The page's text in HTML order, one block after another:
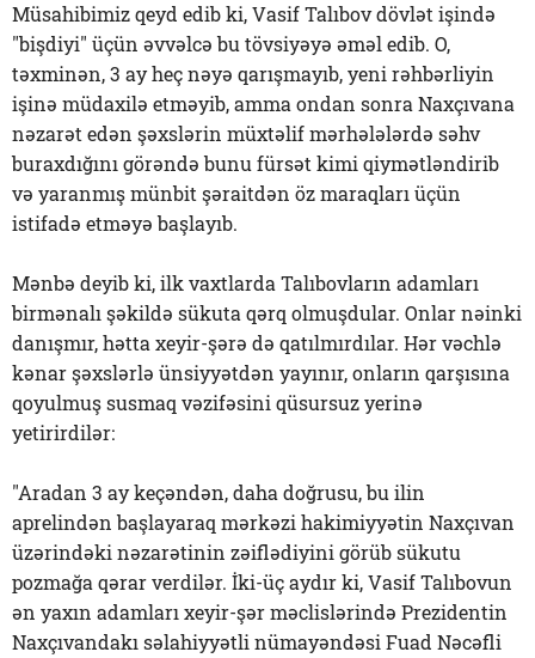
Müsahibimiz qeyd edib ki, Vasif Talıbov dövlət işində
"bişdiyi" üçün əvvəlcə bu tövsiyəyə əməl edib. O,
təxminən, 3 ay heç nəyə qarışmayıb, yeni rəhbərliyin
işinə müdaxilə etməyib, amma ondan sonra Naxçıvana
nəzarət edən şəxslərin müxtəlif mərhələlərdə səhv
buraxdığını görəndə bunu fürsət kimi qiymətləndirib
və yaranmış münbit şəraitdən öz maraqları üçün
istifadə etməyə başlayıb.
Mənbə deyib ki, ilk vaxtlarda Talıbovların adamları
birmənalı şəkildə sükuta qərq olmuşdular. Onlar nəinki
danışmır, hətta xeyir-şərə də qatılmırdılar. Hər vəchlə
kənar şəxslərlə ünsiyyətdən yayınır, onların qarşısına
qoyulmuş susmaq vəzifəsini qüsursuz yerinə
yetirirdilər:
"Aradan 3 ay keçəndən, daha doğrusu, bu ilin
aprelindən başlayaraq mərkəzi hakimiyyətin Naxçıvan
üzərindəki nəzarətinin zəiflədiyini görüb sükutu
pozmağa qərar verdilər. İki-üç aydır ki, Vasif Talıbovun
ən yaxın adamları xeyir-şər məclislərində Prezidentin
Naxçıvandakı səlahiyyətli nümayəndəsi Fuad Nəcəfli